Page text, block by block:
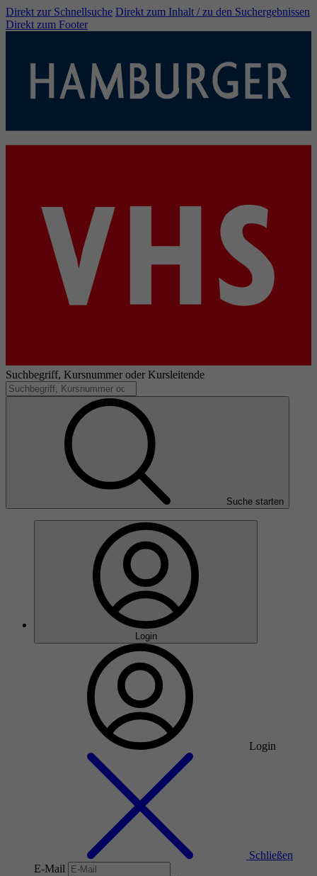
Direkt zur Schnellsuche Direkt zum Inhalt / zu den Suchergebnissen
Direkt zum Footer
Suchbegriff, Kursnummer oder Kursleitende
Suche starten
Login
Login
Schließen
E-Mail